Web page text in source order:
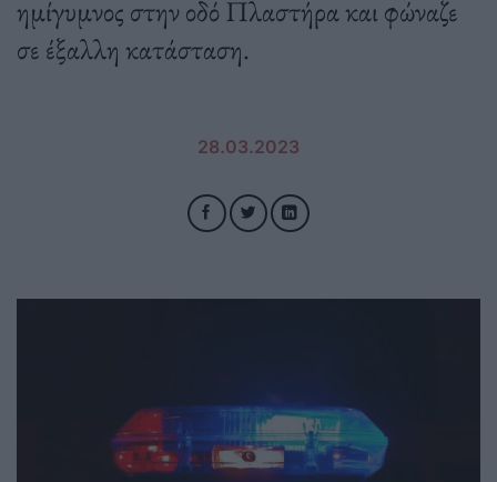
ημίγυμνος στην οδό Πλαστήρα και φώναζε
σε έξαλλη κατάσταση.
28.03.2023